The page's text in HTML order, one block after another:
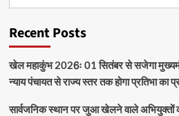
Recent Posts
खेल महाकुंभ 2026ः 01 सितंबर से सजेगा
न्याय पंचायत से राज्य स्तर तक होगा प्रतिभा का
सार्वजनिक स्थान पर जुआ खेलने वाले अभियुक्तों